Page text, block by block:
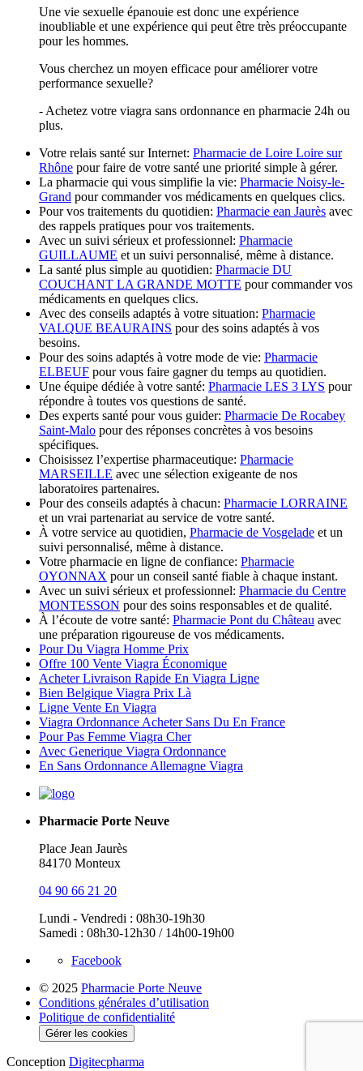
Une vie sexuelle épanouie est donc une expérience
inoubliable et une expérience qui peut être très préoccupante
pour les hommes.
Vous cherchez un moyen efficace pour améliorer votre
performance sexuelle?
- Achetez votre viagra sans ordonnance en pharmacie 24h ou
plus.
Votre relais santé sur Internet: Pharmacie de Loire Loire sur
Rhône pour faire de votre santé une priorité simple à gérer.
La pharmacie qui vous simplifie la vie: Pharmacie Noisy-le-
Grand pour commander vos médicaments en quelques clics.
Pour vos traitements du quotidien: Pharmacie ean Jaurès avec
des rappels pratiques pour vos traitements.
Avec un suivi sérieux et professionnel: Pharmacie
GUILLAUME et un suivi personnalisé, même à distance.
La santé plus simple au quotidien: Pharmacie DU
COUCHANT LA GRANDE MOTTE pour commander vos
médicaments en quelques clics.
Avec des conseils adaptés à votre situation: Pharmacie
VALQUE BEAURAINS pour des soins adaptés à vos
besoins.
Pour des soins adaptés à votre mode de vie: Pharmacie
ELBEUF pour vous faire gagner du temps au quotidien.
Une équipe dédiée à votre santé: Pharmacie LES 3 LYS pour
répondre à toutes vos questions de santé.
Des experts santé pour vous guider: Pharmacie De Rocabey
Saint-Malo pour des réponses concrètes à vos besoins
spécifiques.
Choisissez l’expertise pharmaceutique: Pharmacie
MARSEILLE avec une sélection exigeante de nos
laboratoires partenaires.
Pour des conseils adaptés à chacun: Pharmacie LORRAINE
et un vrai partenariat au service de votre santé.
À votre service au quotidien, Pharmacie de Vosgelade et un
suivi personnalisé, même à distance.
Votre pharmacie en ligne de confiance: Pharmacie
OYONNAX pour un conseil santé fiable à chaque instant.
Avec un suivi sérieux et professionnel: Pharmacie du Centre
MONTESSON pour des soins responsables et de qualité.
À l’écoute de votre santé: Pharmacie Pont du Château avec
une préparation rigoureuse de vos médicaments.
Pour Du Viagra Homme Prix
Offre 100 Vente Viagra Économique
Acheter Livraison Rapide En Viagra Ligne
Bien Belgique Viagra Prix Là
Ligne Vente En Viagra
Viagra Ordonnance Acheter Sans Du En France
Pour Pas Femme Viagra Cher
Avec Generique Viagra Ordonnance
En Sans Ordonnance Allemagne Viagra
Pharmacie Porte Neuve
Place Jean Jaurès
84170 Monteux
04 90 66 21 20
Lundi - Vendredi : 08h30-19h30
Samedi : 08h30-12h30 / 14h00-19h00
Facebook
© 2025 Pharmacie Porte Neuve
Conditions générales d’utilisation
Politique de confidentialité
Gérer les cookies
Conception Digitecpharma